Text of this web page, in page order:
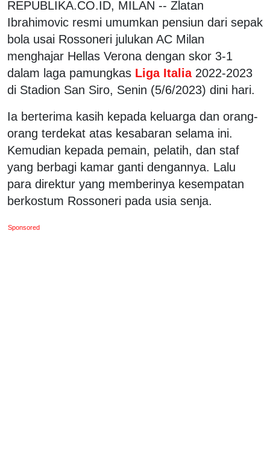
REPUBLIKA.CO.ID, MILAN -- Zlatan
Ibrahimovic resmi umumkan pensiun dari sepak
bola usai Rossoneri julukan AC Milan
menghajar Hellas Verona dengan skor 3-1
dalam laga pamungkas Liga Italia 2022-2023
di Stadion San Siro, Senin (5/6/2023) dini hari.
Ia berterima kasih kepada keluarga dan orang-
orang terdekat atas kesabaran selama ini.
Kemudian kepada pemain, pelatih, dan staf
yang berbagi kamar ganti dengannya. Lalu
para direktur yang memberinya kesempatan
berkostum Rossoneri pada usia senja.
Sponsored